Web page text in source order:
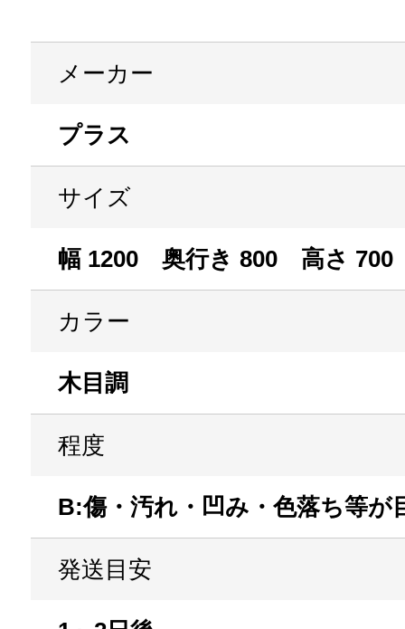
メーカー
プラス
サイズ
幅 1200 奥行き 800 高さ 700
カラー
木目調
程度
B:傷・汚れ・凹み・色落ち等が
発送目安